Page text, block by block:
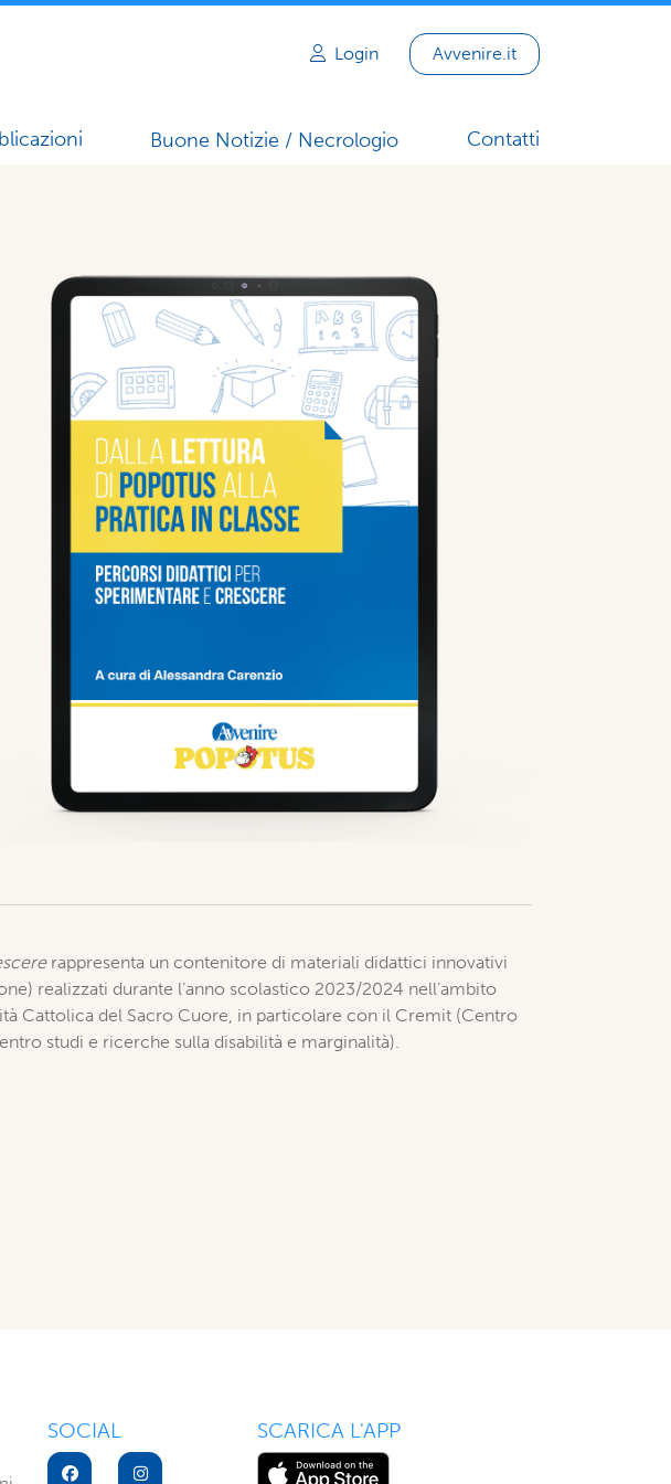
Login Avvenire.it
Buone Notizie / Necrologio Contatti
rappresenta un contenitore di materiali didattici innovativi
realizzati durante l’anno scolastico 2023/2024 nell’ambito
Cattolica del Sacro Cuore, in particolare con il Cremit (Centro
studi e ricerche sulla disabilità e marginalità).
SOCIAL SCARICA L'APP